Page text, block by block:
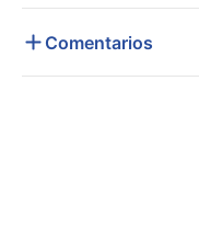
Comentarios